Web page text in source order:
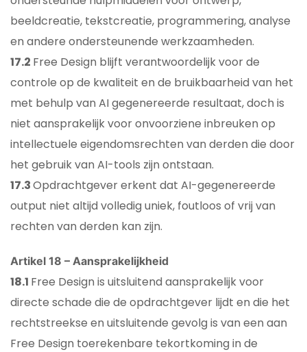
beeldcreatie, tekstcreatie, programmering, analyse
en andere ondersteunende werkzaamheden.
17.2 Free Design blijft verantwoordelijk voor de
controle op de kwaliteit en de bruikbaarheid van het
met behulp van AI gegenereerde resultaat, doch is
niet aansprakelijk voor onvoorziene inbreuken op
intellectuele eigendomsrechten van derden die door
het gebruik van AI-tools zijn ontstaan.
17.3Opdrachtgever erkent dat AI-gegenereerde
output niet altijd volledig uniek, foutloos of vrij van
rechten van derden kan zijn.
Artikel 18 – Aansprakelijkheid
18.1 Free Design is uitsluitend aansprakelijk voor
directe schade die de opdrachtgever lijdt en die het
rechtstreekse en uitsluitende gevolg is van een aan
Free Design toerekenbare tekortkoming in de